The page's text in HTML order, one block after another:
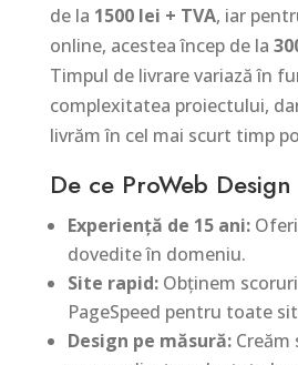
de la 1500 lei + TVA, iar
online, acestea încep de la
Timpul de livrare variază în
complexitatea proiectului,
livrăm în cel mai scurt timp
De ce ProWeb Design
Experiență de 15 ani:
dovedite în domeniu.
Site rapid:Obținem
PageSpeed pentru toate
Design pe măsură:Creăm